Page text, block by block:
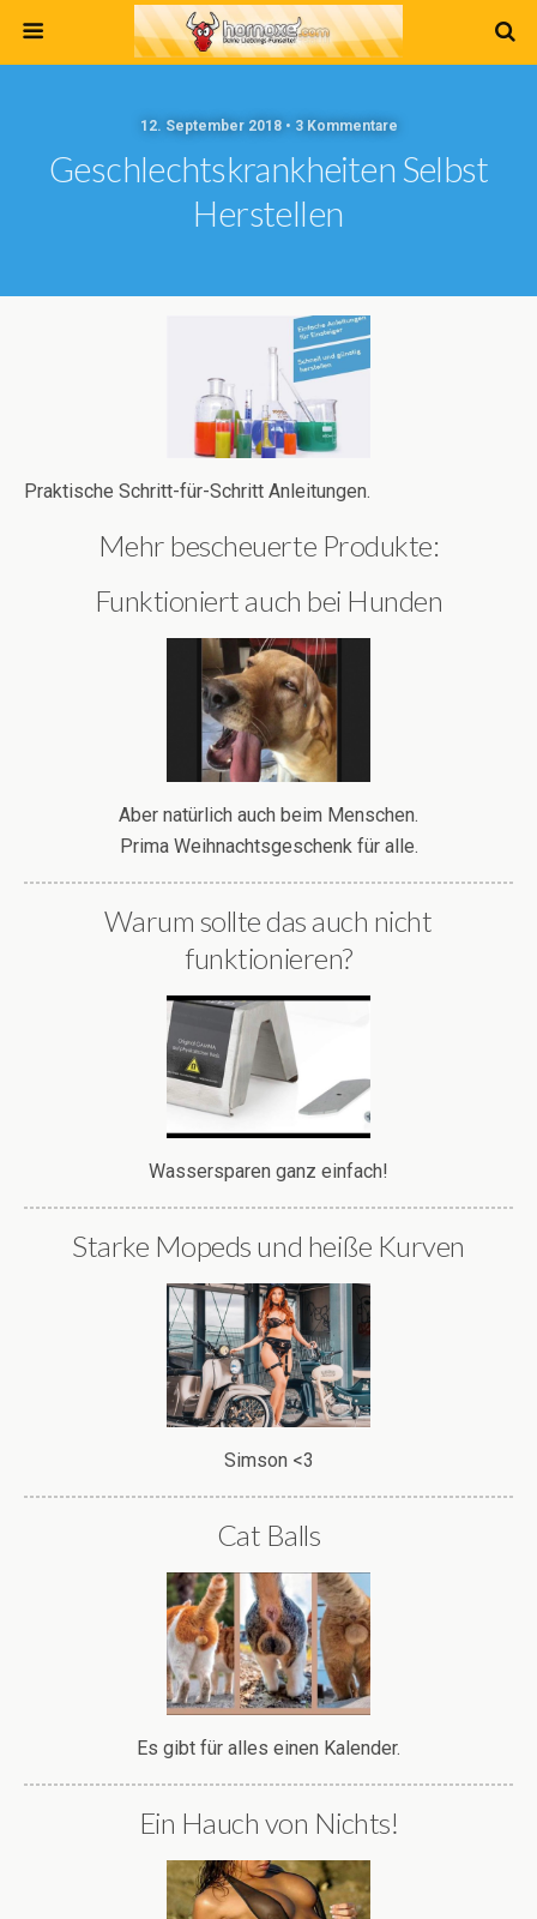
12. September 2018 • 3 Kommentare
Geschlechtskrankheiten Selbst
Herstellen
Praktische Schritt-für-Schritt Anleitungen.
Mehr bescheuerte Produkte:
Funktioniert auch bei Hunden
Aber natürlich auch beim Menschen.
Prima Weihnachtsgeschenk für alle.
Warum sollte das auch nicht
funktionieren?
Wassersparen ganz einfach!
Starke Mopeds und heiße Kurven
Simson <3
Cat Balls
Es gibt für alles einen Kalender.
Ein Hauch von Nichts!